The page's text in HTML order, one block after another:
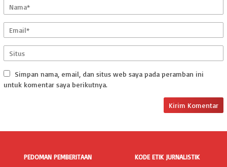
Simpan nama, email, dan situs web saya pada peramban ini
untuk komentar saya berikutnya.
PEDOMAN PEMBERITAAN KODE ETIK JURNALISTIK